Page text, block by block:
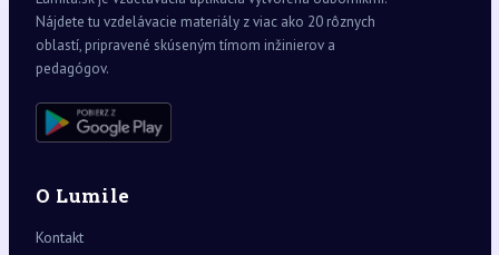
Nájdete tu vzdelávacie materiály z viac ako 20 rôznych
oblastí, pripravené skúseným tímom inžinierov a
pedagógov.
O Lumile
Kontakt